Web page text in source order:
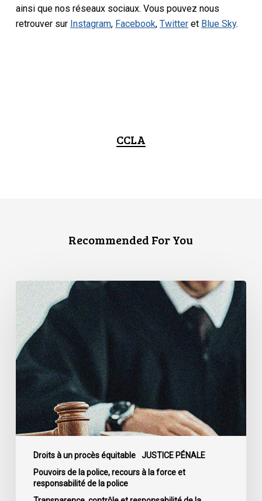
ainsi que nos réseaux sociaux. Vous pouvez nous
retrouver sur Instagram, Facebook,Twitter et Blue Sky.
CCLA
Recommended For You
Droits à un procès équitable
JUSTICE PÉNALE
Pouvoirs de la police, recours à la force et
responsabilité de la police
La
Cour
de
cassation
confirme
l’obligation
stricte
de
divulguer
les
informations
relatives
fautes